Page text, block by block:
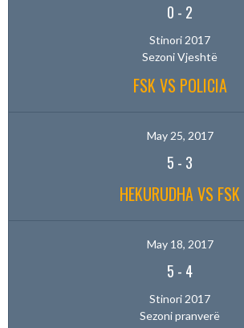
0 - 2
Stinori 2017
Sezoni Vjeshtë
FSK VS POLICIA
May 25, 2017
5 - 3
HEKURUDHA VS FSK
May 18, 2017
5 - 4
Stinori 2017
Sezoni pranverë